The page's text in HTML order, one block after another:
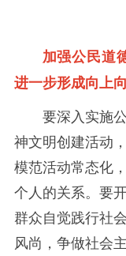
加强公民道
进一步形成向上
要深入实施
神文明创建活动
模范活动常态化
个人的关系。要
群众自觉践行社
风尚，争做社会